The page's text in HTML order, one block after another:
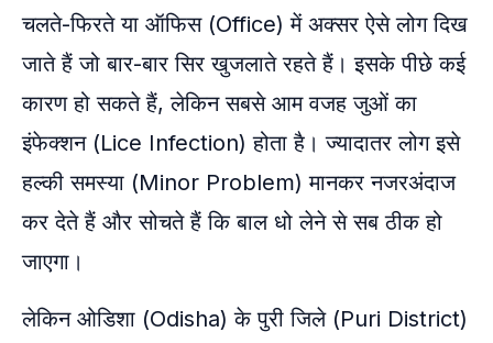
चलते-फिरते या ऑफिस (Office) में अक्सर ऐसे लोग दिख
जाते हैं जो बार-बार सिर खुजलाते रहते हैं। इसके पीछे कई
कारण हो सकते हैं, लेकिन सबसे आम वजह जुओं का
इंफेक्शन (Lice Infection) होता है। ज्यादातर लोग इसे
हल्की समस्या (Minor Problem) मानकर नजरअंदाज
कर देते हैं और सोचते हैं कि बाल धो लेने से सब ठीक हो
जाएगा।
लेकिन ओडिशा (Odisha) के पुरी जिले (Puri District)